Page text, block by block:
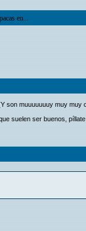
en...
son muuuuuuuy muy
suelen ser buenos,